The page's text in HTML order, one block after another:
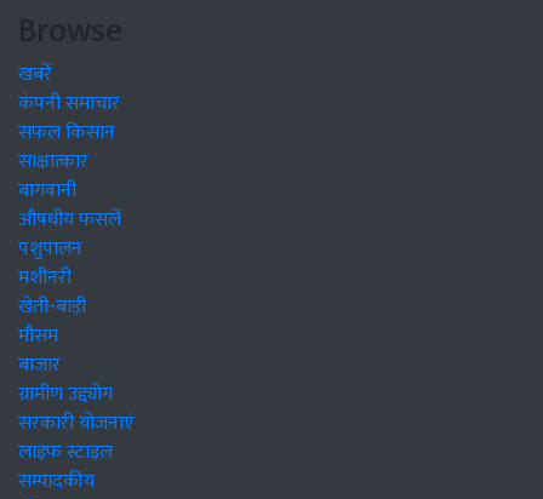
Browse
खबरें
कंपनी समाचार
सफल किसान
साक्षात्कार
बागवानी
औषधीय फसलें
पशुपालन
मशीनरी
खेती-बाड़ी
मौसम
बाजार
ग्रामीण उद्द्योग
सरकारी योजनाएं
लाइफ स्टाइल
सम्पादकीय